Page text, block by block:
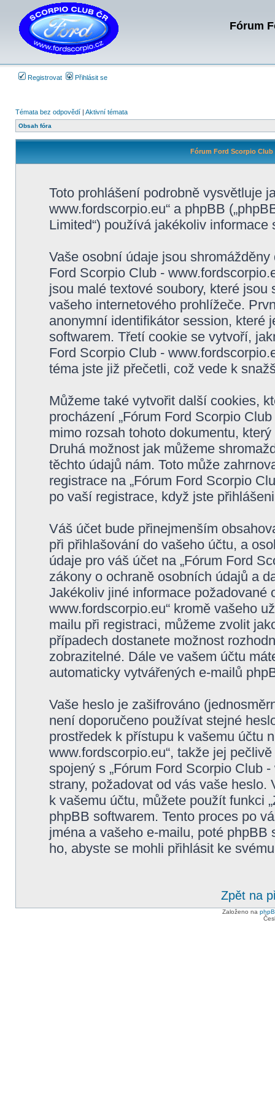
Fórum
Registrovat Přihlásit se
Témata bez odpovědí | Aktivní témata
Obsah fóra
Fórum Ford Scorpio
Toto prohlášení podrobně vysvětluje
www.fordscorpio.eu“ a phpBB
Limited“) používá jakékoliv
Vaše osobní údaje jsou
Ford Scorpio Club -
jsou malé textové soubory, které
vašeho internetového prohlížeče.
anonymní identifikátor session, které
softwarem. Třetí cookie se vytvoří,
Ford Scorpio Club -
téma jste již přečetli, což vede k
Můžeme také vytvořit další cookies,
procházení „Fórum Ford Scorpio
mimo rozsah tohoto dokumentu,
Druhá možnost jak můžeme
těchto údajů nám. Toto může
registrace na „Fórum Ford Scorpio
po vaší registrace, když jste
Váš účet bude přinejmenším
při přihlašování do vašeho účtu, a
údaje pro váš účet na „Fórum Ford
zákony o ochraně osobních údajů a
Jakékoliv jiné informace požadované
www.fordscorpio.eu“ kromě vašeho
mailu při registraci, můžeme zvolit
případech dostanete možnost
zobrazitelné. Dále ve vašem účtu
automaticky vytvářených e-mailů
Vaše heslo je zašifrováno
není doporučeno používat stejné
prostředek k přístupu k vašemu účtu
www.fordscorpio.eu“, takže jej
spojený s „Fórum Ford Scorpio Club
strany, požadovat od vás vaše
k vašemu účtu, můžete použít funkci
phpBB softwarem. Tento proces po
jména a vašeho e-mailu, poté
ho, abyste se mohli přihlásit ke
Zpět na
Založeno na